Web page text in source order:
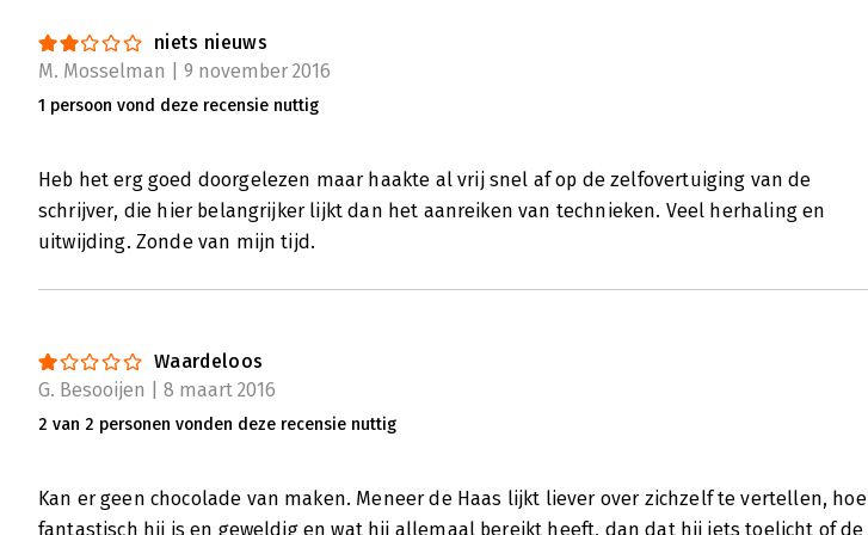
niets nieuws
M. Mosselman | 9 november 2016
1 persoon vond deze recensie nuttig
Heb het erg goed doorgelezen maar haakte al vrij snel af op de zelfovertuiging van de
schrijver, die hier belangrijker lijkt dan het aanreiken van technieken. Veel herhaling en
uitwijding. Zonde van mijn tijd.
Waardeloos
G. Besooijen | 8 maart 2016
2 van 2 personen vonden deze recensie nuttig
Kan er geen chocolade van maken. Meneer de Haas lijkt liever over zichzelf te vertellen, hoe
fantastisch hij is en geweldig en wat hij allemaal bereikt heeft, dan dat hij iets toelicht of de